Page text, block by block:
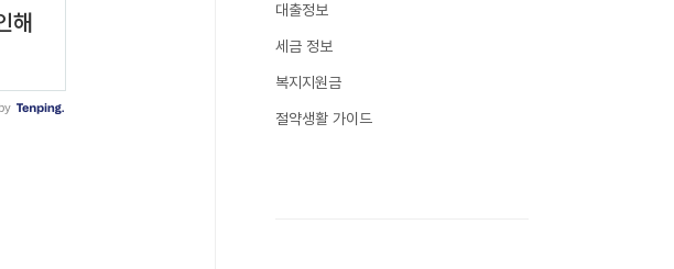
대출정보
세금 정보
복지지원금
절약생활 가이드